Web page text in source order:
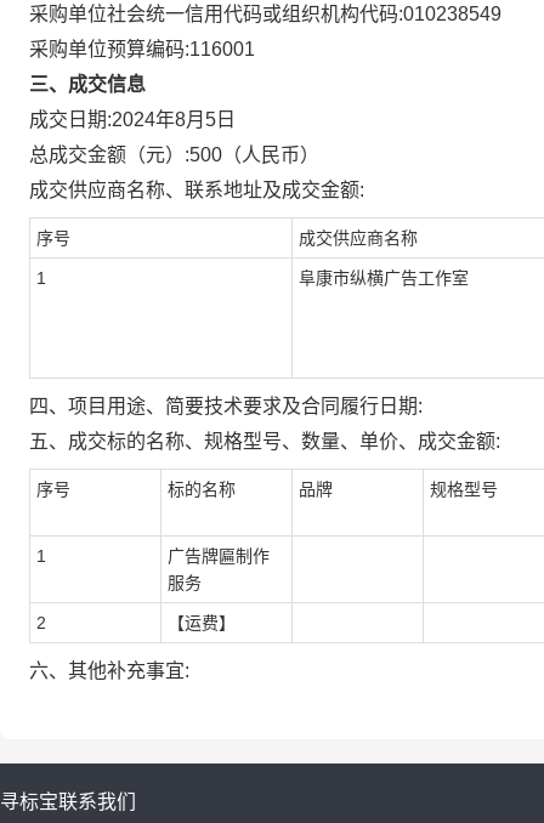
采购单位社会统一信用代码或组织机构代码:010238549
采购单位预算编码:116001
三、成交信息
成交日期:2024年8月5日
总成交金额（元）:500 （人民币）
成交供应商名称、联系地址及成交金额:
序号 成交供应商名称
1 阜康市纵横广告工作室
四、项目用途、简要技术要求及合同履行日期:
五、成交标的名称、规格型号、数量、单价、成交金额:
序号 标的名称 品牌 规格型号
1
广告牌匾制作
服务
2 【运费】
六、其他补充事宜:
寻标宝联系我们